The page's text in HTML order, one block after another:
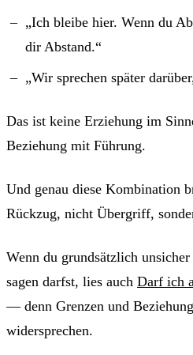
„Ich bleibe hier. Wenn du
dir Abstand.“
„Wir sprechen später
Das ist keine Erziehung im
Beziehung mit Führung.
Und genau diese Kombination
Rückzug, nicht Übergriff,
Wenn du grundsätzlich
sagen darfst, lies auch Darf ich
— denn Grenzen und
widersprechen.